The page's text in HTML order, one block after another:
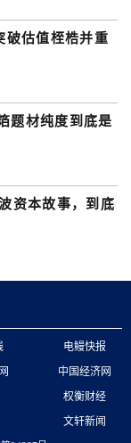
破估值桎梏并重
题材纯度到底是
资本故事，到底
电鳗快报
中国经济网
权衡财经
文轩新闻